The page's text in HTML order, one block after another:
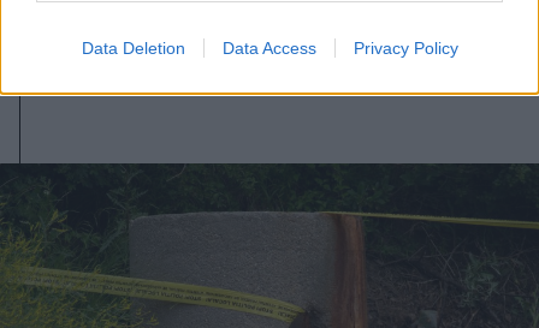
Data Deletion Data Access Privacy Policy